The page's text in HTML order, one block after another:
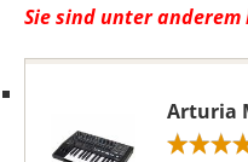
Sie sind unter
Arturia